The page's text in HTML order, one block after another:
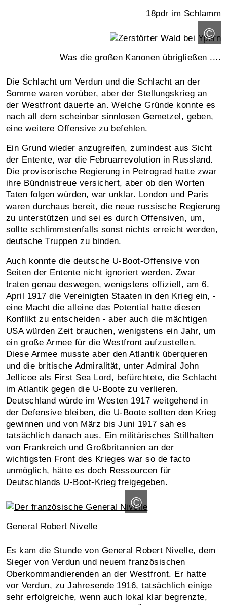
18pdr im Schlamm
©
Was die großen Kanonen übrigließen ....
Die Schlacht um Verdun und die Schlacht an der
Somme waren vorüber, aber der Stellungskrieg an
der Westfront dauerte an. Welche Gründe konnte es
nach all dem scheinbar sinnlosen Gemetzel, geben,
eine weitere Offensive zu befehlen.
Ein Grund wieder anzugreifen, zumindest aus Sicht
der Entente, war die Februarrevolution in Russland.
Die provisorische Regierung in Petrograd hatte zwar
ihre Bündnistreue versichert, aber ob den Worten
Taten folgen würden, war unklar. London und Paris
waren durchaus bereit, die neue russische Regierung
zu unterstützen und sei es durch Offensiven, um,
sollte schlimmstenfalls sonst nichts erreicht werden,
deutsche Truppen zu binden.
Auch konnte die deutsche U-Boot-Offensive von
Seiten der Entente nicht ignoriert werden. Zwar
traten genau deswegen, wenigstens offiziell, am 6.
April 1917 die Vereinigten Staaten in den Krieg ein, -
eine Macht die alleine das Potential hatte diesen
Konflikt zu entscheiden - aber auch die mächtigen
USA würden Zeit brauchen, wenigstens ein Jahr, um
ein große Armee für die Westfront aufzustellen.
Diese Armee musste aber den Atlantik überqueren
und die britische Admiralität, unter Admiral John
Jellicoe als First Sea Lord, befürchtete, die Schlacht
im Atlantik gegen die U-Boote zu verlieren.
Deutschland würde im Westen 1917 weitgehend in
der Defensive bleiben, die U-Boote sollten den Krieg
gewinnen und von März bis Juni 1917 sah es
tatsächlich danach aus. Ein militärisches Stillhalten
von Frankreich und Großbritannien an der
wichtigsten Front des Krieges war so de facto
unmöglich, hätte es doch Ressourcen für
Deutschlands U-Boot-Krieg freigegeben.
©
General Robert Nivelle
Es kam die Stunde von General Robert Nivelle, dem
Sieger von Verdun und neuem französischen
Oberkommandierenden an der Westfront. Er hatte
vor Verdun, zu Jahresende 1916, tatsächlich einige
sehr erfolgreiche, wenn auch lokal klar begrenzte,